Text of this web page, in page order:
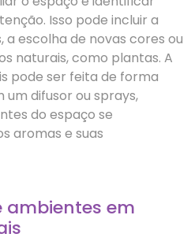
Isso pode incluir a
a escolha de novas cores ou
naturais, como plantas. A
pode ser feita de forma
difusor ou sprays,
do espaço se
aromas e suas
ambientes em